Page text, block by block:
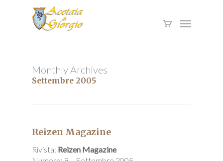
Menu
Monthly Archives
Settembre 2005
Reizen Magazine
Rivista: Reizen Magazine